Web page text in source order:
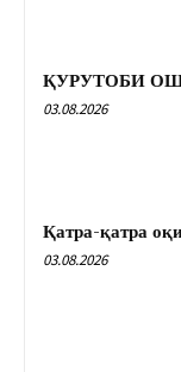
ҚУРУТОБИ
03.08.2026
Қатра-қатра
03.08.2026